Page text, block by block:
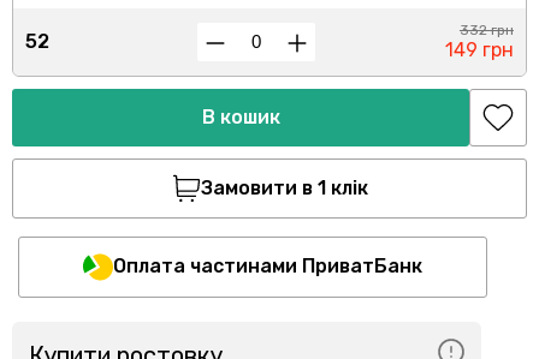
52 332 грн
149 грн
В кошик
Замовити в 1 клік
Оплата частинами ПриватБанк